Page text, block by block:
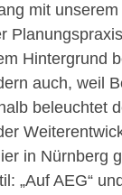
mit
Hintergrund
auch, weil
beleuchtet
in Nürnberg
„Auf AEG“